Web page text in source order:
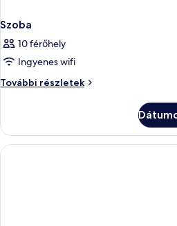
Szoba
10 férőhely
Ingyenes wifi
További részletek
Szoba